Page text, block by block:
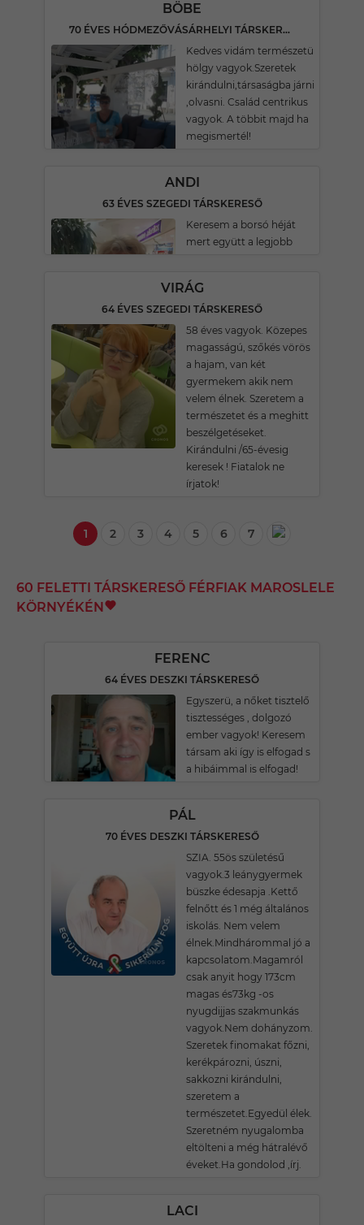
BÖBE
70 ÉVES HÓDMEZŐVÁSÁRHELYI TÁRSKERESŐ
Kedves vidám természetü
hölgy vagyok.Szeretek
kirándulni,társaságba járni
,olvasni. Család centrikus
vagyok. A többit majd ha
megismertél!
ANDI
63 ÉVES SZEGEDI TÁRSKERESŐ
Keresem a borsó héját
mert együtt a legjobb
VIRÁG
64 ÉVES SZEGEDI TÁRSKERESŐ
58 éves vagyok. Közepes
magasságú, szőkés vörös
a hajam, van két
gyermekem akik nem
velem élnek. Szeretem a
természetet és a meghitt
beszélgetéseket.
Kirándulni /65-évesig
keresek ! Fiatalok ne
írjatok!
1 2 3 4 5 6 7
60 FELETTI TÁRSKERESŐ FÉRFIAK MAROSLELE
KÖRNYÉKÉN
FERENC
64 ÉVES DESZKI TÁRSKERESŐ
Egyszerü, a nőket tisztelő
tisztességes , dolgozó
ember vagyok! Keresem
társam aki így is elfogad s
a hibáimmal is elfogad!
PÁL
70 ÉVES DESZKI TÁRSKERESŐ
SZIA. 55ös születésű
vagyok.3 leánygyermek
büszke édesapja .Kettő
felnőtt és 1 még általános
iskolás. Nem velem
élnek.Mindhárommal jó a
kapcsolatom.Magamról
csak anyit hogy 173cm
magas és73kg -os
nyugdijjas szakmunkás
vagyok.Nem dohányzom.
Szeretek finomakat főzni,
kerékpározni, úszni,
sakkozni kirándulni,
szeretem a
természetet.Egyedül élek.
Szeretném nyugalomba
eltölteni a még hátralévő
éveket.Ha gondolod ,írj.
LACI